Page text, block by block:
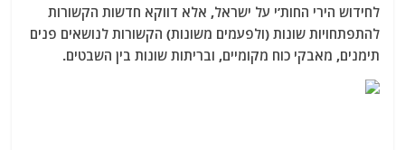
לחידוש הירי החות’י על ישראל, אלא דווקא חדשות הקשורות
להתפתחויות שונות (ולפעמים משונות) הקשורות לנושאים פנים
תימנים, מאבקי כוח מקומיים, ובריתות שונות בין השבטים.